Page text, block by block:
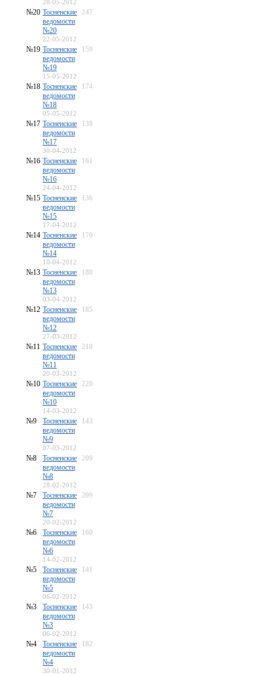
28-05-2012
№20 Тосненские
ведомости
№20
22-05-2012
247
№19 Тосненские
ведомости
№19
15-05-2012
159
№18 Тосненские
ведомости
№18
05-05-2012
174
№17 Тосненские
ведомости
№17
30-04-2012
138
№16 Тосненские
ведомости
№16
24-04-2012
161
№15 Тосненские
ведомости
№15
17-04-2012
136
№14 Тосненские
ведомости
№14
10-04-2012
170
№13 Тосненские
ведомости
№13
03-04-2012
180
№12 Тосненские
ведомости
№12
27-03-2012
185
№11 Тосненские
ведомости
№11
20-03-2012
210
№10 Тосненские
ведомости
№10
14-03-2012
220
№9
Тосненские
ведомости
№9
07-03-2012
143
№8
Тосненские
ведомости
№8
28-02-2012
209
№7
Тосненские
ведомости
№7
20-02-2012
209
№6
Тосненские
ведомости
№6
14-02-2012
160
№5
Тосненские
ведомости
№5
06-02-2012
141
№3
Тосненские
ведомости
№3
06-02-2012
143
№4
Тосненские
ведомости
№4
30-01-2012
182